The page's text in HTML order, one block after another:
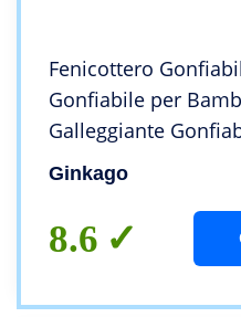
Fenicottero
Gonfiabile per
Galleggiante
Giocattolo
Fenicotteri,
Ginkago
8.6